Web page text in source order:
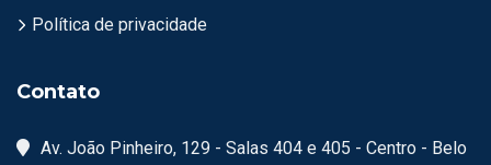
Política de privacidade
Contato
Av. João Pinheiro, 129 - Salas 404 e 405 - Centro - Belo